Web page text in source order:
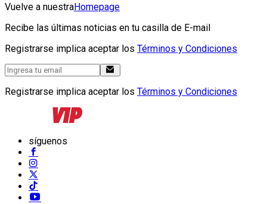
Vuelve a nuestraHomepage
Recibe las últimas noticias en tu casilla de E-mail
Registrarse implica aceptar los Términos y Condiciones
Registrarse implica aceptar los Términos y Condiciones
síguenos